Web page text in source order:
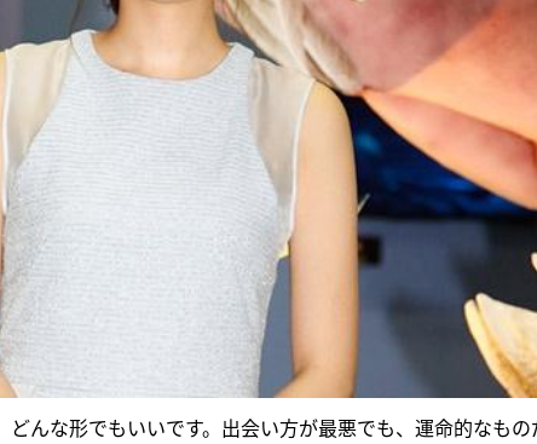
どんな形でもいいです。出会い方が最悪でも、運命的なもの